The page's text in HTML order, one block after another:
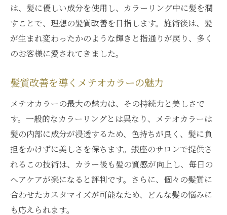
は、髪に優しい成分を使用し、カラーリング中に髪を潤
すことで、理想の髪質改善を目指します。施術後は、髪
が生まれ変わったかのような輝きと指通りが戻り、多く
のお客様に愛されてきました。
髪質改善を導くメテオカラーの魅力
メテオカラーの最大の魅力は、その持続力と美しさで
す。一般的なカラーリングとは異なり、メテオカラーは
髪の内部に成分が浸透するため、色持ちが良く、髪に負
担をかけずに美しさを保ちます。銀座のサロンで提供さ
れるこの技術は、カラー後も髪の質感が向上し、毎日の
ヘアケアが楽になると評判です。さらに、個々の髪質に
合わせたカスタマイズが可能なため、どんな髪の悩みに
も応えられます。